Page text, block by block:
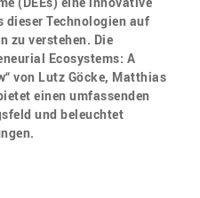
dieser Technologien auf
zu verstehen. Die
Ecosystems: A
von Lutz Göcke, Matthias
einen umfassenden
und beleuchtet